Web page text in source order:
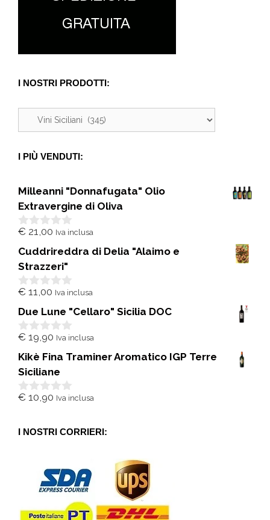
I NOSTRI PRODOTTI:
I PIÙ VENDUTI:
Milleanni "Donnafugata" Olio
Extravergine di Oliva
0
u
5
€ 21,00 Iva inclusa
Cuddrireddra di Delia "Alaimo e
Strazzeri"
0
u
5
€ 11,00 Iva inclusa
Due Lune "Cellaro" Sicilia DOC
0
u
5
€ 19,90 Iva inclusa
Kikè Fina Traminer Aromatico IGP Terre
Siciliane
0
5
€ 10,90 Iva inclusa
I NOSTRI CORRIERI: